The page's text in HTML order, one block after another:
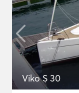
Viko S 30